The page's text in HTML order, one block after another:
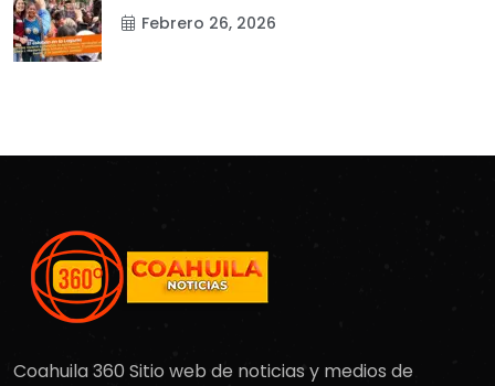
Febrero 26, 2026
Coahuila 360 Sitio web de noticias y medios de